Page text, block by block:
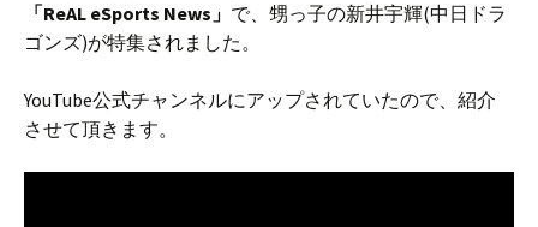
「ReAL eSports News」 で、甥っ子の新井宇輝(中日ドラ
ゴンズ)が特集されました。
YouTube公式チャンネルにアップされていたので、紹介
させて頂きます。